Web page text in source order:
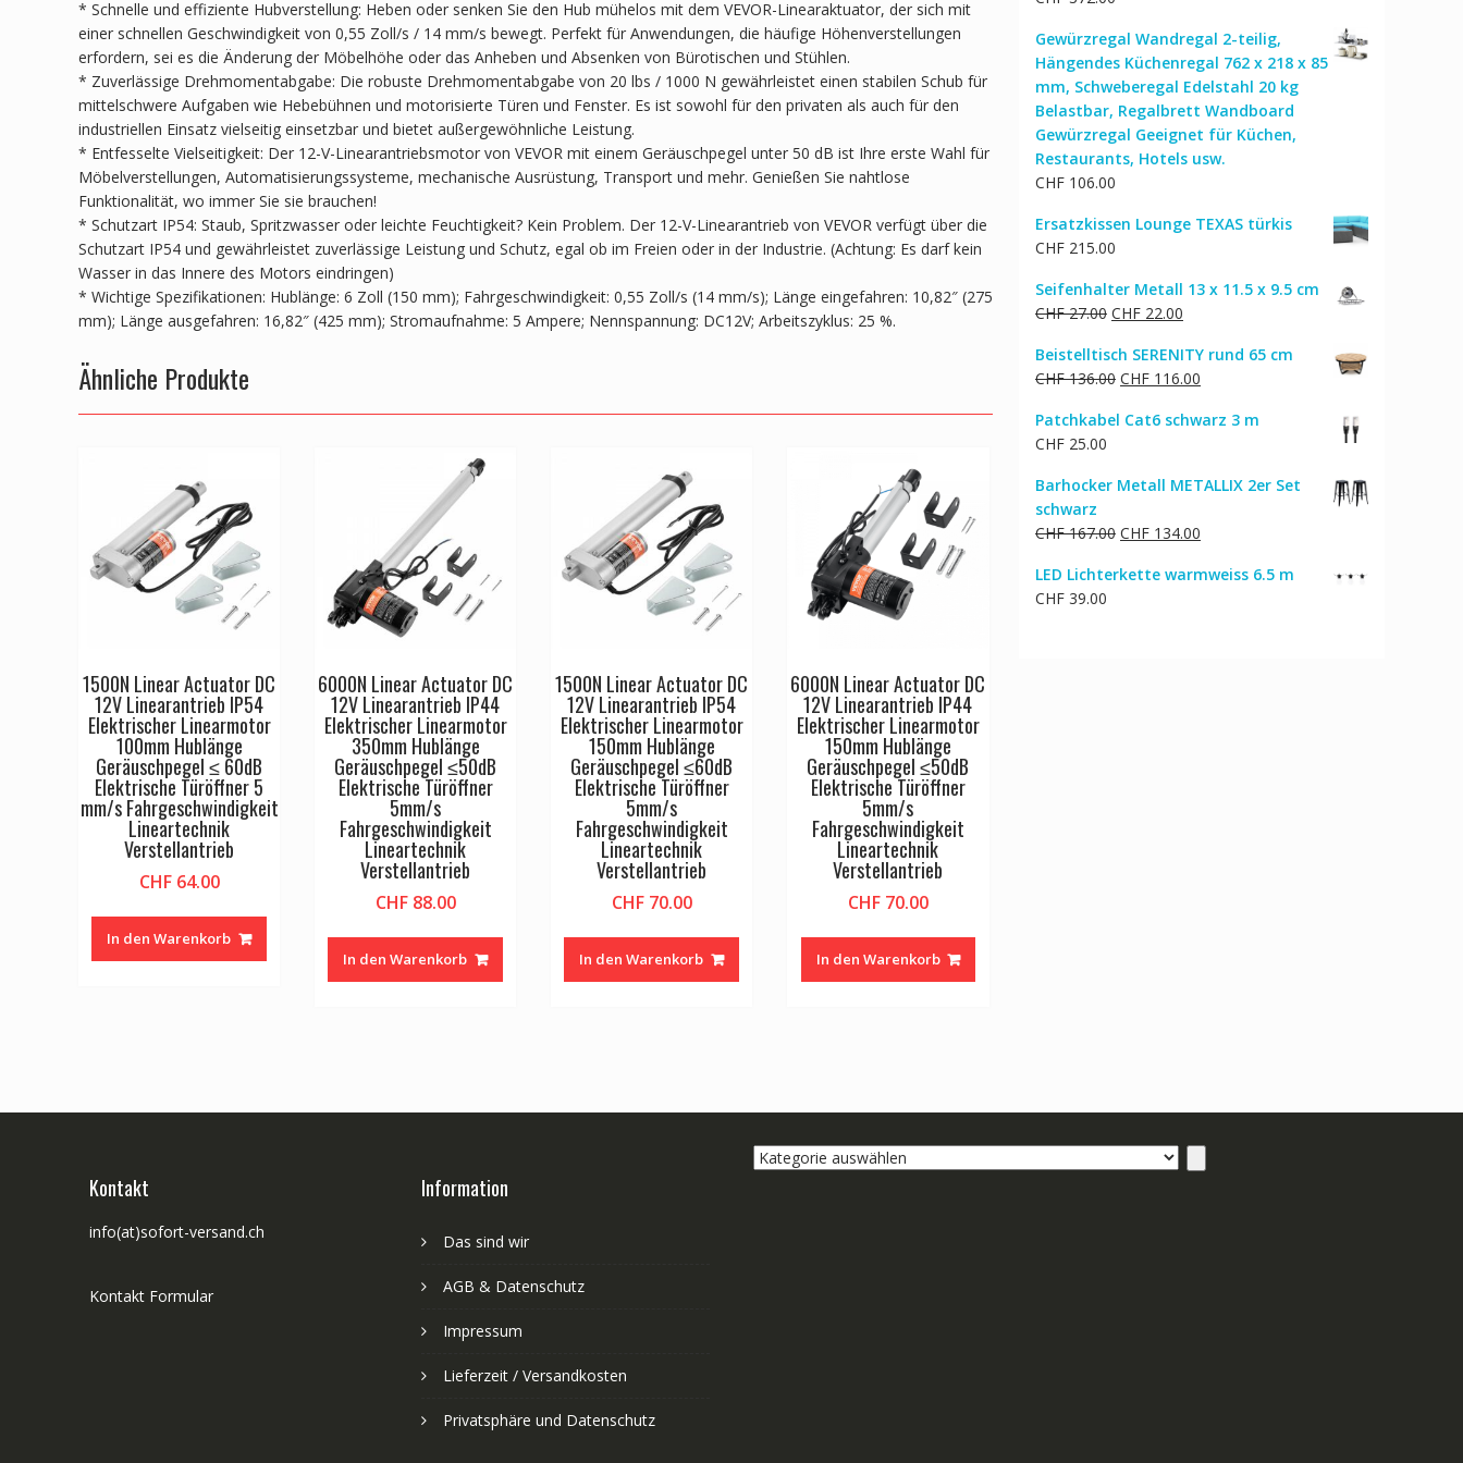
* Schnelle und effiziente Hubverstellung: Heben oder senken Sie den Hub mühelos mit dem VEVOR-Linearaktuator, der sich mit
einer schnellen Geschwindigkeit von 0,55 Zoll/s / 14 mm/s bewegt. Perfekt für Anwendungen, die häufige Höhenverstellungen
erfordern, sei es die Änderung der Möbelhöhe oder das Anheben und Absenken von Bürotischen und Stühlen.
* Zuverlässige Drehmomentabgabe: Die robuste Drehmomentabgabe von 20 lbs / 1000 N gewährleistet einen stabilen Schub für
mittelschwere Aufgaben wie Hebebühnen und motorisierte Türen und Fenster. Es ist sowohl für den privaten als auch für den
industriellen Einsatz vielseitig einsetzbar und bietet außergewöhnliche Leistung.
* Entfesselte Vielseitigkeit: Der 12-V-Linearantriebsmotor von VEVOR mit einem Geräuschpegel unter 50 dB ist Ihre erste Wahl für
Möbelverstellungen, Automatisierungssysteme, mechanische Ausrüstung, Transport und mehr. Genießen Sie nahtlose
Funktionalität, wo immer Sie sie brauchen!
* Schutzart IP54: Staub, Spritzwasser oder leichte Feuchtigkeit? Kein Problem. Der 12-V-Linearantrieb von VEVOR verfügt über die
Schutzart IP54 und gewährleistet zuverlässige Leistung und Schutz, egal ob im Freien oder in der Industrie. (Achtung: Es darf kein
Wasser in das Innere des Motors eindringen)
* Wichtige Spezifikationen: Hublänge: 6 Zoll (150 mm); Fahrgeschwindigkeit: 0,55 Zoll/s (14 mm/s); Länge eingefahren: 10,82″ (275
mm); Länge ausgefahren: 16,82″ (425 mm); Stromaufnahme: 5 Ampere; Nennspannung: DC12V; Arbeitszyklus: 25 %.
Ähnliche Produkte
1500N Linear Actuator DC
12V Linearantrieb IP54
Elektrischer Linearmotor
100mm Hublänge
Geräuschpegel ≤ 60dB
Elektrische Türöffner 5
mm/s Fahrgeschwindigkeit
Lineartechnik
Verstellantrieb
CHF64.00
In den Warenkorb
6000N Linear Actuator DC
12V Linearantrieb IP44
Elektrischer Linearmotor
350mm Hublänge
Geräuschpegel ≤50dB
Elektrische Türöffner
5mm/s
Fahrgeschwindigkeit
Lineartechnik
Verstellantrieb
CHF88.00
In den Warenkorb
1500N Linear Actuator DC
12V Linearantrieb IP54
Elektrischer Linearmotor
150mm Hublänge
Geräuschpegel ≤60dB
Elektrische Türöffner
5mm/s
Fahrgeschwindigkeit
Lineartechnik
Verstellantrieb
CHF70.00
In den Warenkorb
6000N Linear Actuator DC
12V Linearantrieb IP44
Elektrischer Linearmotor
150mm Hublänge
Geräuschpegel ≤50dB
Elektrische Türöffner
5mm/s
Fahrgeschwindigkeit
Lineartechnik
Verstellantrieb
CHF70.00
In den Warenkorb
Gewürzregal Wandregal 2-teilig,
Hängendes Küchenregal 762 x 218 x 85
mm, Schweberegal Edelstahl 20 kg
Belastbar, Regalbrett Wandboard
Gewürzregal Geeignet für Küchen,
Restaurants, Hotels usw.
CHF 106.00
Ersatzkissen Lounge TEXAS türkis
CHF 215.00
Seifenhalter Metall 13 x 11.5 x 9.5 cm
CHF27.00 Ursprünglicher
war:
CHF 27.00
CHF 22.00
ist:
CHF 22.00.
Beistelltisch SERENITY rund 65 cm
CHF136.00 Ursprünglicher
war:
CHF 116.00
ist:
Patchkabel Cat6 schwarz 3 m
CHF 25.00
Barhocker Metall METALLIX 2er Set
schwarz
CHF167.00 Ursprünglicher
war:
CHF 134.00
ist:
LED Lichterkette warmweiss 6.5 m
CHF 39.00
Kontakt
info(at)sofort-versand.ch
Kontakt Formular
Information
Das sind wir
AGB & Datenschutz
Impressum
Lieferzeit / Versandkosten
Privatsphäre und Datenschutz
Kategorie